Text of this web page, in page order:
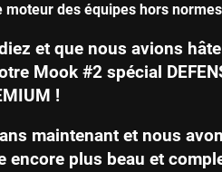
des équipes hors
et que nous avions
Mook #2 spécial
!
maintenant et nous
plus beau et